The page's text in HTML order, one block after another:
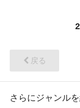
戻る
さらにジャンル